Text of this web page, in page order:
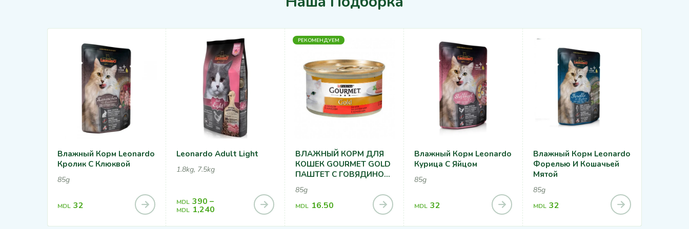
Влажный Корм Leonardo
Кролик С Клюквой
85g
MDL 32
Leonardo Adult Light
1.8kg, 7.5kg
MDL 390 –
MDL 1,240
РЕКОМЕНДУЕМ
ВЛАЖНЫЙ КОРМ ДЛЯ
КОШЕК GOURMET GOLD
ПАШТЕТ С ГОВЯДИНОЙ
85g
MDL 16.50
Влажный Корм Leonardo
Курица С Яйцом
85g
MDL 32
Влажный Корм Leonardo
Форелью И Кошачьей
Мятой
85g
MDL 32